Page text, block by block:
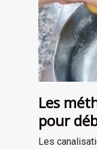
Les
pour
Les